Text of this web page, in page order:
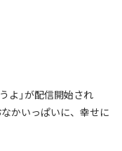
よ」が配信開始され
かいっぱいに、幸せに